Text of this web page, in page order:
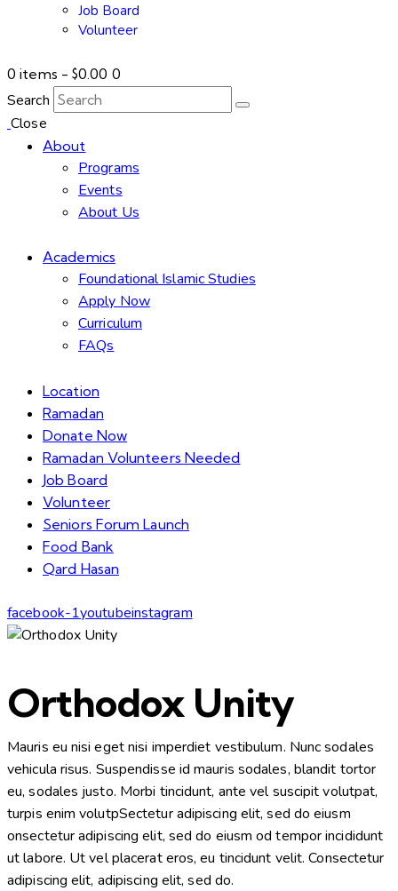
Job Board
Volunteer
0 items - $0.00 0
Search
Close
About
Programs
Events
About Us
Academics
Foundational Islamic Studies
Apply Now
Curriculum
FAQs
Location
Ramadan
Donate Now
Ramadan Volunteers Needed
Job Board
Volunteer
Seniors Forum Launch
Food Bank
Qard Hasan
facebook-1youtubeinstagram
Orthodox Unity
Mauris eu nisi eget nisi imperdiet vestibulum. Nunc sodales
vehicula risus. Suspendisse id mauris sodales, blandit tortor
eu, sodales justo. Morbi tincidunt, ante vel suscipit volutpat,
turpis enim volutpSectetur adipiscing elit, sed do eiusm
onsectetur adipiscing elit, sed do eiusm od tempor incididunt
ut labore. Ut vel placerat eros, eu tincidunt velit. Consectetur
adipiscing elit, adipiscing elit, sed do.